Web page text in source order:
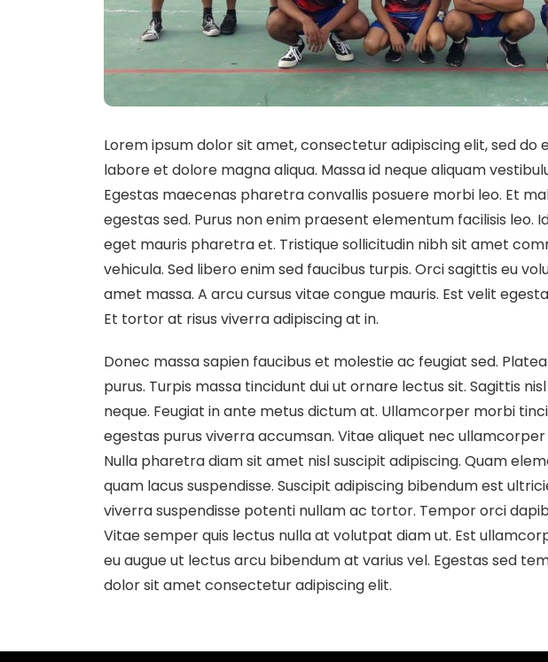
Lorem ipsum dolor sit amet, consectetur adipiscing elit, sed do
labore et dolore magna aliqua. Massa id neque aliquam
Egestas maecenas pharetra convallis posuere morbi leo. Et
egestas sed. Purus non enim praesent elementum facilisis leo.
eget mauris pharetra et. Tristique sollicitudin nibh sit amet
vehicula. Sed libero enim sed faucibus turpis. Orci sagittis eu
amet massa. A arcu cursus vitae congue mauris. Est velit
Et tortor at risus viverra adipiscing at in.
Donec massa sapien faucibus et molestie ac feugiat sed.
purus. Turpis massa tincidunt dui ut ornare lectus sit. Sagittis
neque. Feugiat in ante metus dictum at. Ullamcorper morbi
egestas purus viverra accumsan. Vitae aliquet nec
Nulla pharetra diam sit amet nisl suscipit adipiscing. Quam
quam lacus suspendisse. Suscipit adipiscing bibendum est
viverra suspendisse potenti nullam ac tortor. Tempor orci
Vitae semper quis lectus nulla at volutpat diam ut. Est
eu augue ut lectus arcu bibendum at varius vel. Egestas sed
dolor sit amet consectetur adipiscing elit.